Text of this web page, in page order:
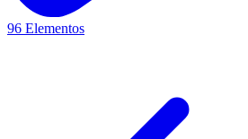
96 Elementos